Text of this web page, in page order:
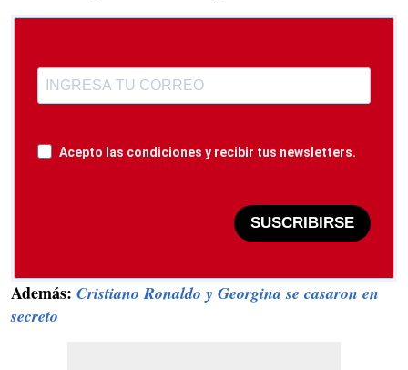
Acepto las condiciones y recibir tus newsletters.
SUSCRIBIRSE
Además: Cristiano Ronaldo y Georgina se casaron en
secreto